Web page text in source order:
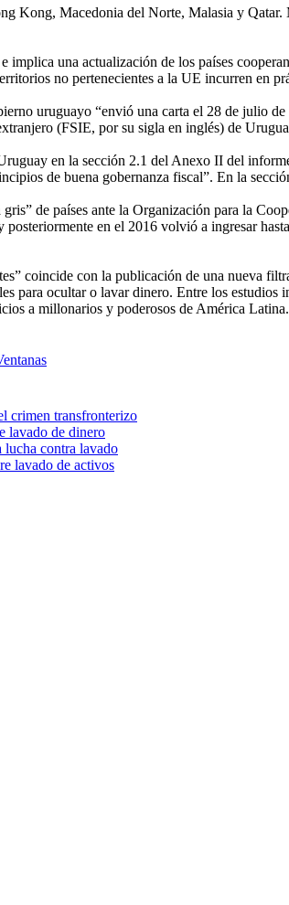
Kong, Macedonia del Norte, Malasia y
implica una actualización de los países
no pertenecientes a la UE incurren en
uruguayo “envió una carta el 28 de julio
(FSIE, por su sigla en inglés) de
en la sección 2.1 del Anexo II del
de buena gobernanza fiscal”. En la
de países ante la Organización para la
en el 2016 volvió a ingresar
coincide con la publicación de una nueva
para ocultar o lavar dinero. Entre los estudios
a millonarios y poderosos de América Latina.
crimen transfronterizo
lavado de dinero
lucha contra lavado
lavado de activos